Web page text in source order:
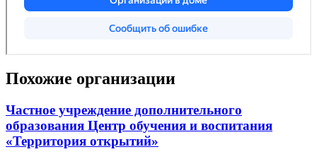
Похожие организации
Частное учреждение дополнительного
образования Центр обучения и воспитания
«Территория открытий»